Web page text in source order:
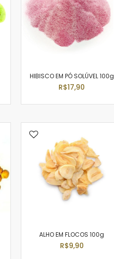
HIBISCO EM PÓ SOLÚVEL 100g
R$17,90
ALHO EM FLOCOS 100g
R$9,90